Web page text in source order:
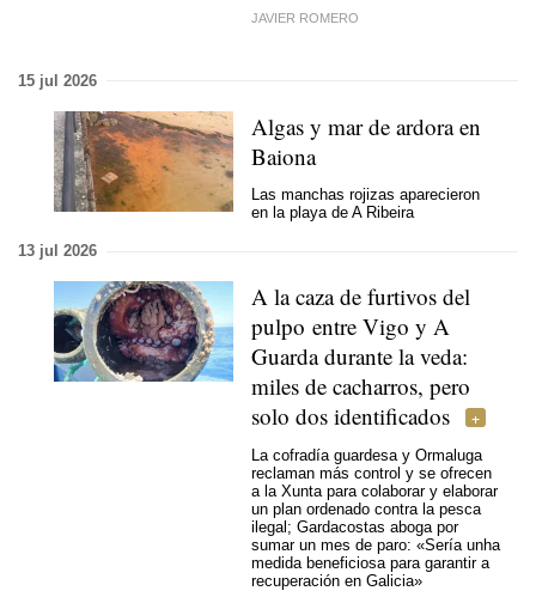
JAVIER ROMERO
15 jul 2026
Algas y mar de ardora en
Baiona
Las manchas rojizas aparecieron
en la playa de A Ribeira
13 jul 2026
A la caza de furtivos del
pulpo entre Vigo y A
Guarda durante la veda:
miles de cacharros, pero
solo dos identificados
La cofradía guardesa y Ormaluga
reclaman más control y se ofrecen
a la Xunta para colaborar y elaborar
un plan ordenado contra la pesca
ilegal; Gardacostas aboga por
sumar un mes de paro: «Sería unha
medida beneficiosa para garantir a
recuperación en Galicia»